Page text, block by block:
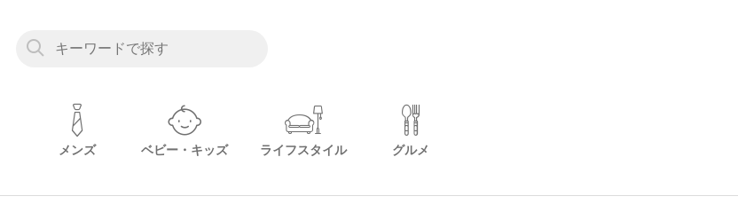
メンズ ベビー・キッズ ライフスタイル グルメ